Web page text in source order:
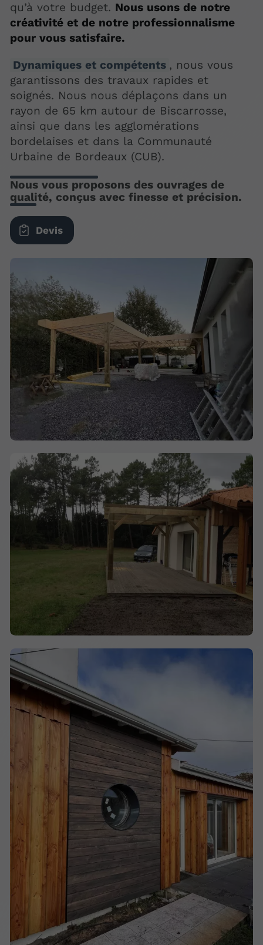
qu’à votre budget. Nous usons de notre
créativité et de notre professionnalisme
pour vous satisfaire.
Dynamiques et compétents , nous vous
garantissons des travaux rapides et
soignés. Nous nous déplaçons dans un
rayon de 65 km autour de Biscarrosse,
ainsi que dans les agglomérations
bordelaises et dans la Communauté
Urbaine de Bordeaux (CUB).
Nous vous proposons des ouvrages de
qualité, conçus avec finesse et précision.
Devis